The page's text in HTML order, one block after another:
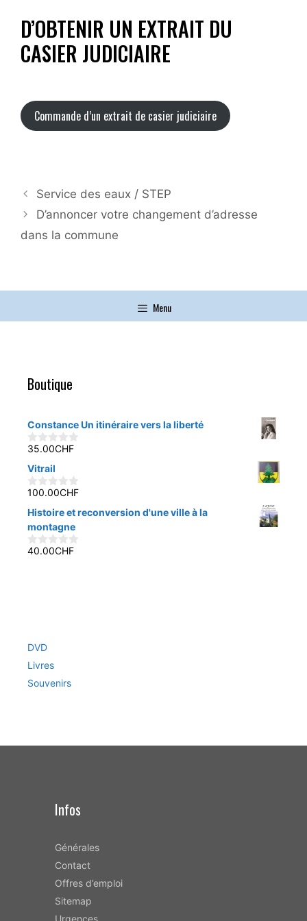
D’OBTENIR UN EXTRAIT DU
CASIER JUDICIAIRE
Commande d’un extrait de casier judiciaire
Service des eaux / STEP
D’annoncer votre changement d’adresse
dans la commune
Menu
Boutique
Constance Un itinéraire vers la liberté
0
u
r
5
35.00CHF
Vitrail
0
u
r
5
100.00CHF
Histoire et reconversion d'une ville à la
montagne
0
40.00CHF
DVD
Livres
Souvenirs
Infos
Générales
Contact
Offres d’emploi
Sitemap
Urgences